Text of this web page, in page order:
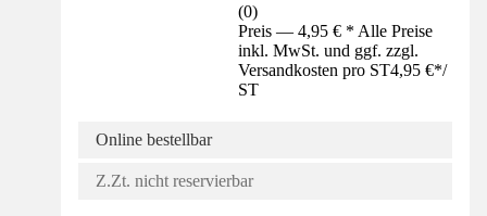
(0)
Preis — 4,95 € * Alle Preise
inkl. MwSt. und ggf. zzgl.
Versandkosten pro ST4,95 €*/
ST
Online bestellbar
Z.Zt. nicht reservierbar